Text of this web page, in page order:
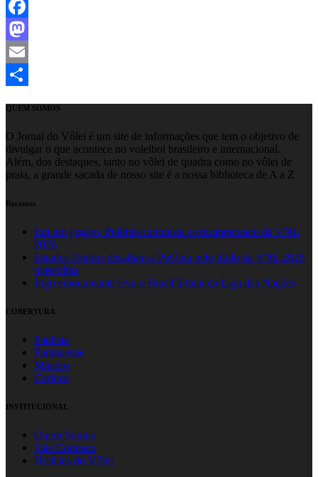
Facebook
Mastodon
Email
QUEM SOMOS
O Jornal do Vôlei é um site de informações que tem o objetivo de
divulgar o que acontece no voleibol brasileiro e internacional.
Além, dos destaques, tanto no vôlei de quadra como no vôlei de
praia, a grande sacada de nosso site é a nossa biblioteca de A a Z
Recentes
Em um jogaço, Polônia conquista o tricampeonato da VNL
2026
Estados Unidos desafiam a Polônia pelo título da VNL 2026
masculina
Jogo emocionante leva o Brasil à final da Liga das Nações
COBERTURA
Paulista
Paranaense
Mineiro
Carioca
INSTITUCIONAL
Quem Somos
Fale Conosco
Notícias do Vôlei